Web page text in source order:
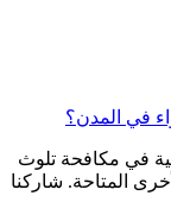
في المدن؟
في مكافحة تلوث
المتاحة. شاركنا